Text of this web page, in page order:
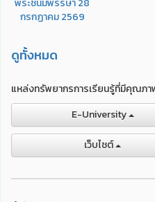
ดูทั้งหมด
แหล่งทรัพยากรการเรียนรู้ที่มีคุณ
E-University
เว็บไชต์